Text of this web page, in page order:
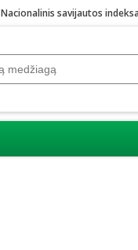
Nacionalinis savijautos